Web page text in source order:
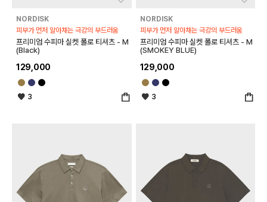
NORDISK
피부가 먼저 알아채는 극강의 부드러움
프리미엄 수피마 실켓 폴로 티셔츠 - M
(Black)
129,000
3
NORDISK
피부가 먼저 알아채는 극강의 부드러움
프리미엄 수피마 실켓 폴로 티셔츠 - M
(SMOKEY BLUE)
129,000
3